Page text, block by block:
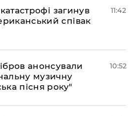
загинув
співак
11:42
анонсували
музичну
пісня року"
10:52